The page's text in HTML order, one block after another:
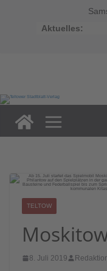
Aktuelles:
TELTOW
8. Juli 2019